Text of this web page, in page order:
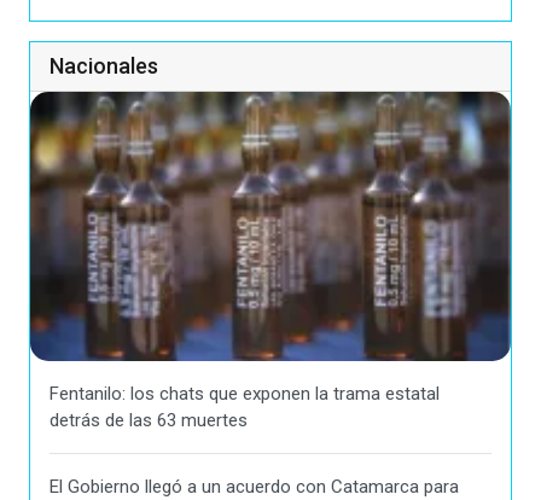
Nacionales
Fentanilo: los chats que exponen la trama estatal
detrás de las 63 muertes
El Gobierno llegó a un acuerdo con Catamarca para